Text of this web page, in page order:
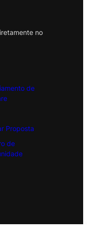
no
de
Proposta
de